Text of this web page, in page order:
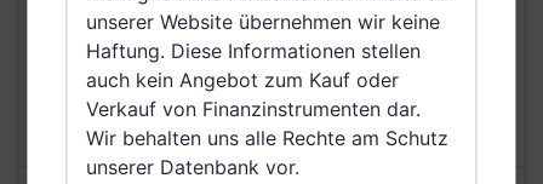
Schweiz, Singapur
AUSGABEAUFSCHLAG 5,00%
MAX. LAUFENDE
KOSTEN
N/A
unserer Website übernehmen wir keine
Haftung. Diese Informationen stellen
auch kein Angebot zum Kauf oder
Verkauf von Finanzinstrumenten dar.
Wir behalten uns alle Rechte am Schutz
unserer Datenbank vor.